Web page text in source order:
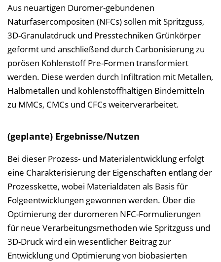
Aus neuartigen Duromer-gebundenen
Naturfasercompositen (NFCs) sollen mit Spritzguss,
3D-Granulatdruck und Presstechniken Grünkörper
geformt und anschließend durch Carbonisierung zu
porösen Kohlenstoff Pre-Formen transformiert
werden. Diese werden durch Infiltration mit Metallen,
Halbmetallen und kohlenstoffhaltigen Bindemitteln
zu MMCs, CMCs und CFCs weiterverarbeitet.
(geplante) Ergebnisse/Nutzen
Bei dieser Prozess- und Materialentwicklung erfolgt
eine Charakterisierung der Eigenschaften entlang der
Prozesskette, wobei Materialdaten als Basis für
Folgeentwicklungen gewonnen werden. Über die
Optimierung der duromeren NFC-Formulierungen
für neue Verarbeitungsmethoden wie Spritzguss und
3D-Druck wird ein wesentlicher Beitrag zur
Entwicklung und Optimierung von biobasierten